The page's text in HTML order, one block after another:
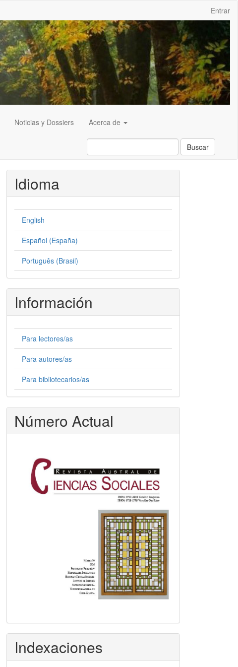
Entrar
Noticias y Dossiers Acerca de
Buscar
Idioma
English
Español (España)
Português (Brasil)
Información
Para lectores/as
Para autores/as
Para bibliotecarios/as
Número Actual
Indexaciones